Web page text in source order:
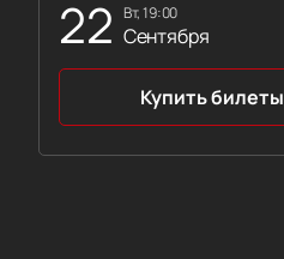
22 вт, 19:00
Сентября
Купить билеты